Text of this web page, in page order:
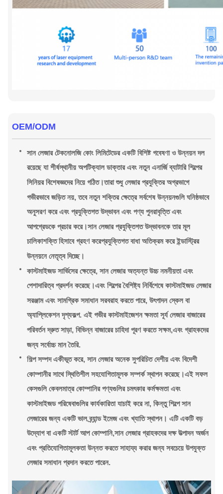
OEM/ODM
সান লেজার টেকনোলজি কোং লিমিটেডের একটি বিশিষ্ট গবেষণা ও উন্নয়ন দল
রয়েছে যা শীর্ষস্থানীয় অপটিক্যাল ডাক্তার এবং নতুন এনার্জি ব্যাটারি শিল্পের
সিনিয়র বিশেষজ্ঞদের নিয়ে গঠিত।তারা শুধু লেজার প্রযুক্তির অগ্রভাগে
গভীরভাবে জড়িত নয়, তবে নতুন শক্তির ক্ষেত্রে সর্বশেষ উন্নয়নগুলি ঘনিষ্ঠভাবে
অনুসরণ করে এবং প্রযুক্তিগত উদ্ভাবন এবং পণ্য পুনরাবৃত্তি এবং
আপগ্রেডকে প্রচার করে।সান লেজার প্রযুক্তিগত উদ্ভাবনকে তার মূল
চালিকাশক্তি হিসাবে গ্রহণ করেপ্রযুক্তিগত বাধা অতিক্রম করে ইন্ডাস্ট্রির
উন্নয়নে নেতৃত্ব দিচ্ছে।
কাস্টমাইজড সার্ভিসের ক্ষেত্রে, সান লেজার অত্যন্ত উচ্চ নমনীয়তা এবং
পেশাদারিত্ব প্রদর্শন করেছে।এবং শিল্পের বৈশিষ্ট্য নির্বিশেষে কাস্টমাইজড লেজার
সরঞ্জাম এবং সামগ্রিক সমাধান সরবরাহ করতে পারে, উৎপাদন স্কেল বা
অ্যাপ্লিকেশন দৃশ্যকল্প. এই গভীর কাস্টমাইজেশন ক্ষমতা সূর্য লেজার বাজারের
পরিবর্তন দ্রুত সাড়া, বিভিন্ন বাজারের চাহিদা পূরণ করতে সক্ষম,এবং গ্রাহকদের
জন্য সর্বোচ্চ মান তৈরি.
শিল্প সম্পদ একীভূত করে, সান লেজার অনেক সুপরিচিত দেশীয় এবং বিদেশী
কোম্পানীর সাথে স্থিতিশীল সহযোগিতামূলক সম্পর্ক স্থাপন করেছে।এই সফল
কেসগুলি কেবলমাত্র কোম্পানির পণ্যগুলির চমৎকার কর্মক্ষমতা এবং
কাস্টমাইজড পরিষেবাগুলির কার্যকারিতা যাচাই করে না, কিন্তু শিল্পে সান
লেজারের জন্য একটি ভাল ব্র্যান্ড ইমেজ এবং খ্যাতি স্থাপন। এটি একটি বড়
উদ্যোগ বা একটি স্টার্ট আপ কোম্পানি,সান লেজার গ্রাহকদের দক্ষ উত্পাদন অর্জন
এবং প্রতিযোগিতামূলকতা উন্নত করতে সাহায্য করার জন্য সবচেয়ে উপযুক্ত
লেজার সমাধান প্রদান করতে পারেন.